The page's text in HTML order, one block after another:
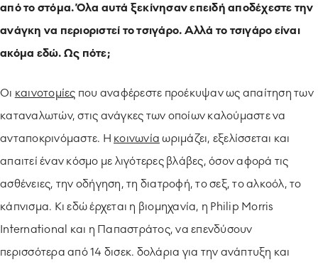
από το στόμα. Όλα αυτά ξεκίνησαν επειδή αποδέχεστε την
ανάγκη να περιοριστεί το τσιγάρο. Αλλά το τσιγάρο είναι
ακόμα εδώ. Ως πότε;
Οι καινοτομίες που αναφέρεστε προέκυψαν ως απαίτηση των
καταναλωτών, στις ανάγκες των οποίων καλούμαστε να
ανταποκρινόμαστε. Η κοινωνία ωριμάζει, εξελίσσεται και
απαιτεί έναν κόσμο με λιγότερες βλάβες, όσον αφορά τις
ασθένειες, την οδήγηση, τη διατροφή, το σεξ, το αλκοόλ, το
κάπνισμα. Κι εδώ έρχεται η βιομηχανία, η Philip Morris
International και η Παπαστράτος, να επενδύσουν
περισσότερα από 14 δισεκ. δολάρια για την ανάπτυξη και